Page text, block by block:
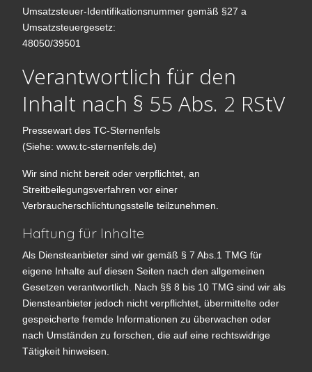
Umsatzsteuer-Identifikationsnummer gemäß §27 a
Umsatzsteuergesetz:
48050/39501
Verantwortlich für den
Inhalt nach § 55 Abs. 2 RStV
Pressewart des TC-Sternenfels
(Siehe: www.tc-sternenfels.de)
Wir sind nicht bereit oder verpflichtet, an
Streitbeilegungsverfahren vor einer
Verbraucherschlichtungsstelle teilzunehmen.
Haftung für Inhalte
Als Diensteanbieter sind wir gemäß § 7 Abs.1 TMG für
eigene Inhalte auf diesen Seiten nach den allgemeinen
Gesetzen verantwortlich. Nach §§ 8 bis 10 TMG sind wir als
Diensteanbieter jedoch nicht verpflichtet, übermittelte oder
gespeicherte fremde Informationen zu überwachen oder
nach Umständen zu forschen, die auf eine rechtswidrige
Tätigkeit hinweisen.